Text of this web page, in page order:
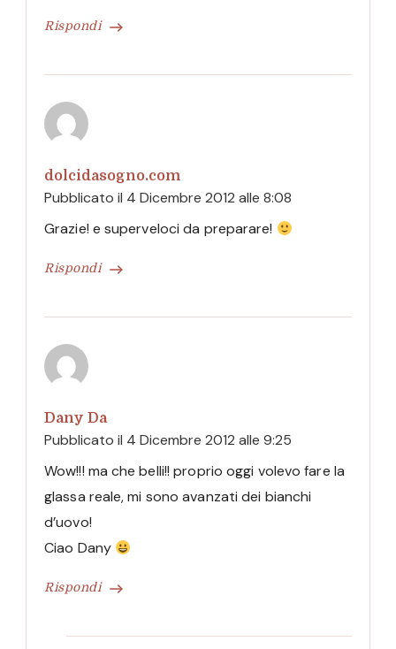
Rispondi
dolcidasogno.com
Pubblicato il 4 Dicembre 2012 alle 8:08
Rispondi
Grazie! e superveloci da preparare!
Dany Da
Pubblicato il 4 Dicembre 2012 alle 9:25
Rispondi
Wow!!! ma che belli!! proprio oggi volevo fare la
glassa reale, mi sono avanzati dei bianchi
d’uovo!
Ciao Dany